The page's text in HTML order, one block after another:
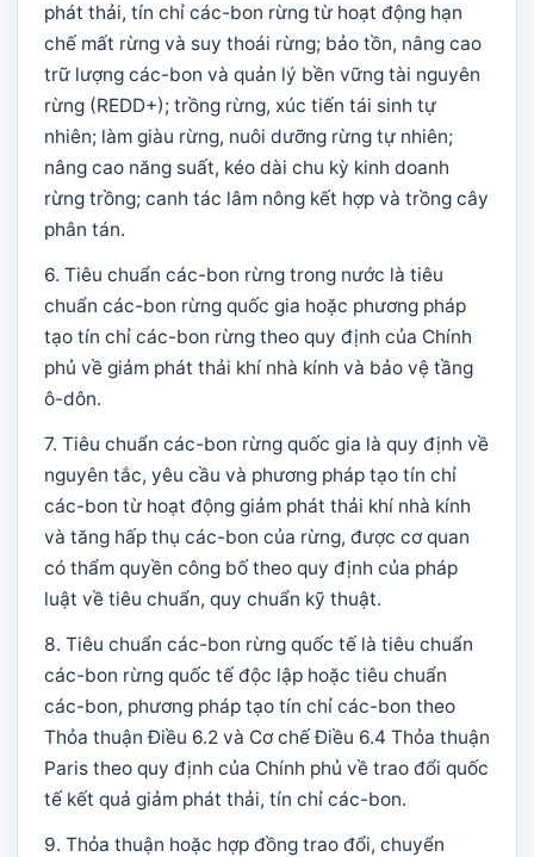
phát thải, tín chỉ các-bon rừng từ hoạt động hạn
chế mất rừng và suy thoái rừng; bảo tồn, nâng cao
trữ lượng các-bon và quản lý bền vững tài nguyên
rừng (REDD+); trồng rừng, xúc tiến tái sinh tự
nhiên; làm giàu rừng, nuôi dưỡng rừng tự nhiên;
nâng cao năng suất, kéo dài chu kỳ kinh doanh
rừng trồng; canh tác lâm nông kết hợp và trồng cây
phân tán.
6. Tiêu chuẩn các-bon rừng trong nước là tiêu
chuẩn các-bon rừng quốc gia hoặc phương pháp
tạo tín chỉ các-bon rừng theo quy định của Chính
phủ về giảm phát thải khí nhà kính và bảo vệ tầng
ô-dôn.
7. Tiêu chuẩn các-bon rừng quốc gia là quy định về
nguyên tắc, yêu cầu và phương pháp tạo tín chỉ
các-bon từ hoạt động giảm phát thải khí nhà kính
và tăng hấp thụ các-bon của rừng, được cơ quan
có thẩm quyền công bố theo quy định của pháp
luật về tiêu chuẩn, quy chuẩn kỹ thuật.
8. Tiêu chuẩn các-bon rừng quốc tế là tiêu chuẩn
các-bon rừng quốc tế độc lập hoặc tiêu chuẩn
các-bon, phương pháp tạo tín chỉ các-bon theo
Thỏa thuận Điều 6.2 và Cơ chế Điều 6.4 Thỏa thuận
Paris theo quy định của Chính phủ về trao đổi quốc
tế kết quả giảm phát thải, tín chỉ các-bon.
9. Thỏa thuận hoặc hợp đồng trao đổi, chuyển